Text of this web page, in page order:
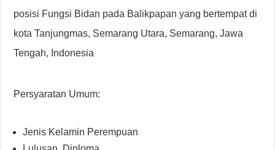
posisi Fungsi Bidan pada Balikpapan yang bertempat di
kota Tanjungmas, Semarang Utara, Semarang, Jawa
Tengah, Indonesia
Persyaratan Umum:
Jenis Kelamin Perempuan